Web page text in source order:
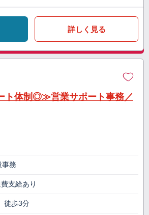
詳しく見る
ト体制◎≫営業サポート事務／
事務
支給あり
徒歩3分